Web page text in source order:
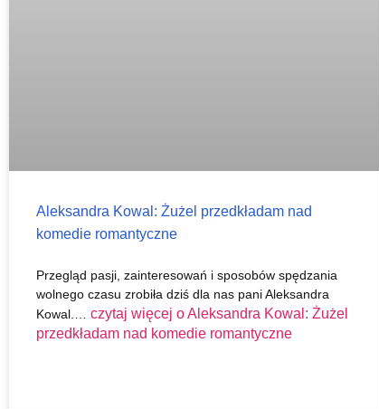
Aleksandra Kowal: Żużel przedkładam nad
komedie romantyczne
Przegląd pasji, zainteresowań i sposobów spędzania
wolnego czasu zrobiła dziś dla nas pani Aleksandra
Kowal.… czytaj więcej oAleksandra Kowal: Żużel
przedkładam nad komedie romantyczne